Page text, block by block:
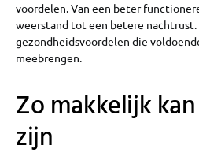
voordelen. Van een beter
weerstand tot een betere
gezondheidsvoordelen die
meebrengen.
Zo makkelijk
zijn